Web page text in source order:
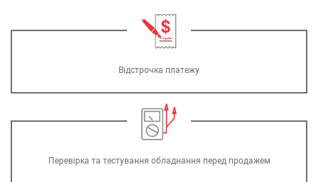
Відстрочка платежу
Перевірка та тестування обладнання перед продажем